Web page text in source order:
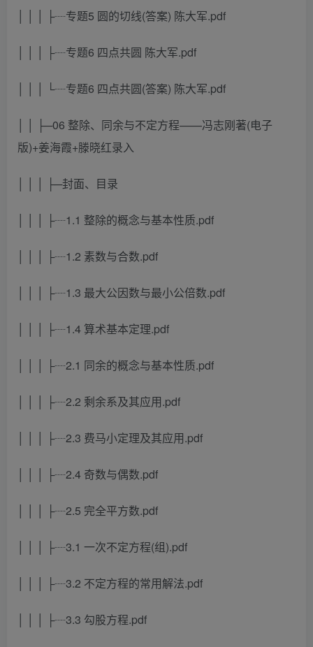
│ │ │ ├┈专题5 圆的切线(答案) 陈大军.pdf
│ │ │ ├┈专题6 四点共圆 陈大军.pdf
│ │ │ └┈专题6 四点共圆(答案) 陈大军.pdf
│ │ ├─06 整除、同余与不定方程——冯志刚著(电子
版)+姜海霞+滕晓红录入
│ │ │ ├─封面、目录
│ │ │ ├┈1.1 整除的概念与基本性质.pdf
│ │ │ ├┈1.2 素数与合数.pdf
│ │ │ ├┈1.3 最大公因数与最小公倍数.pdf
│ │ │ ├┈1.4 算术基本定理.pdf
│ │ │ ├┈2.1 同余的概念与基本性质.pdf
│ │ │ ├┈2.2 剩余系及其应用.pdf
│ │ │ ├┈2.3 费马小定理及其应用.pdf
│ │ │ ├┈2.4 奇数与偶数.pdf
│ │ │ ├┈2.5 完全平方数.pdf
│ │ │ ├┈3.1 一次不定方程(组).pdf
│ │ │ ├┈3.2 不定方程的常用解法.pdf
│ │ │ ├┈3.3 勾股方程.pdf